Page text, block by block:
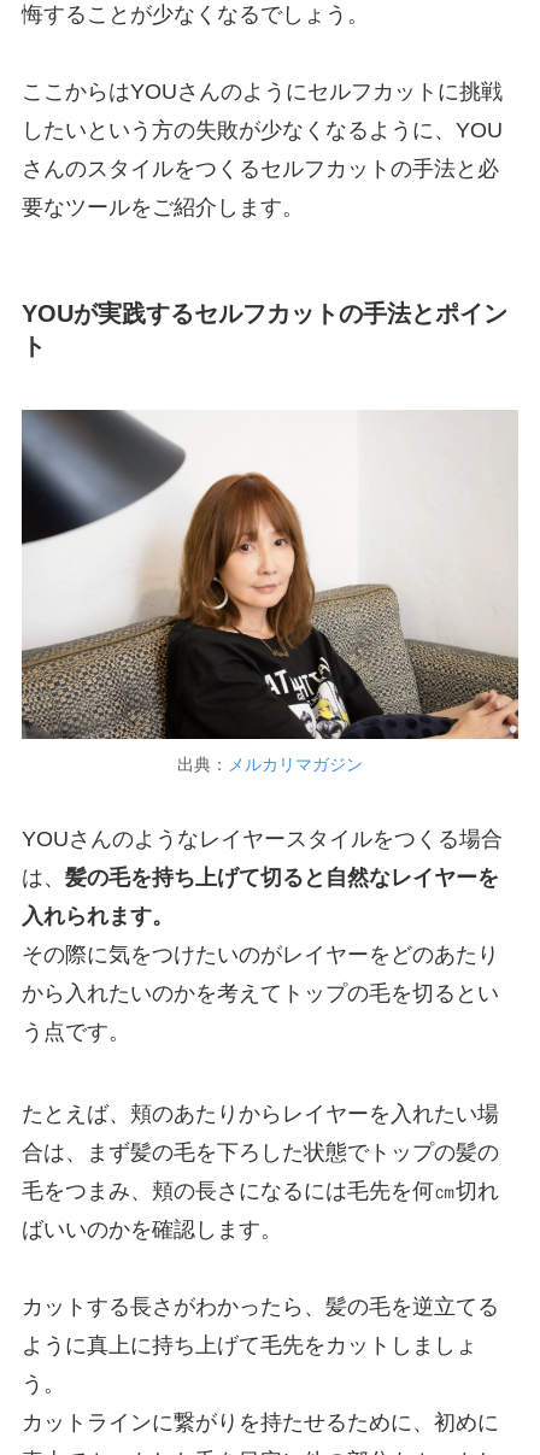
悔することが少なくなるでしょう。
ここからはYOUさんのようにセルフカットに挑戦
したいという方の失敗が少なくなるように、YOU
さんのスタイルをつくるセルフカットの手法と必
要なツールをご紹介します。
YOUが実践するセルフカットの手法とポイン
ト
出典： メルカリマガジン
YOUさんのようなレイヤースタイルをつくる場合
は、 髪の毛を持ち上げて切ると自然なレイヤーを
入れられます。
その際に気をつけたいのがレイヤーをどのあたり
から入れたいのかを考えてトップの毛を切るとい
う点です。
たとえば、頬のあたりからレイヤーを入れたい場
合は、まず髪の毛を下ろした状態でトップの髪の
毛をつまみ、頬の長さになるには毛先を何㎝切れ
ばいいのかを確認します。
カットする長さがわかったら、髪の毛を逆立てる
ように真上に持ち上げて毛先をカットしましょ
う。
カットラインに繋がりを持たせるために、初めに